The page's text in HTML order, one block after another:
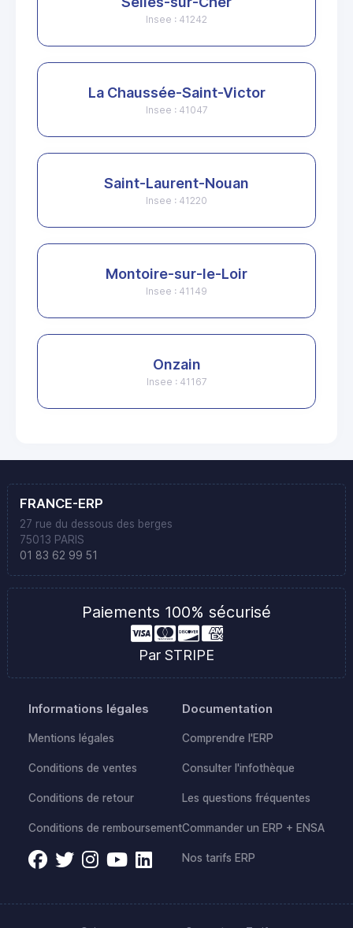
Insee : 41242
La Chaussée-Saint-Victor
Insee : 41047
Saint-Laurent-Nouan
Insee : 41220
Montoire-sur-le-Loir
Insee : 41149
Onzain
Insee : 41167
FRANCE-ERP
27 rue du dessous des berges
75013 PARIS
01 83 62 99 51
Paiements 100% sécurisé
Par STRIPE
Informations légales
Mentions légales
Conditions de ventes
Conditions de retour
Conditions de remboursement
Documentation
Comprendre l'ERP
Consulter l'infothèque
Les questions fréquentes
Commander un ERP + ENSA
Nos tarifs ERP